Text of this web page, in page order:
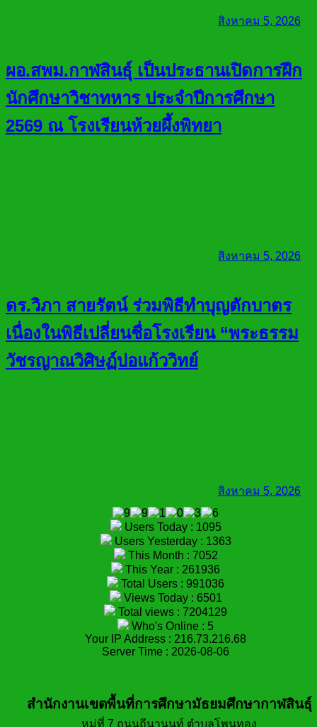
สิงหาคม 5, 2026
ผอ.สพม.กาฬสินธุ์ เป็นประธานเปิดการฝึก
นักศึกษาวิชาทหาร ประจำปีการศึกษา
2569 ณ โรงเรียนห้วยผึ้งพิทยา
สิงหาคม 5, 2026
ดร.วิภา สายรัตน์ ร่วมพิธีทำบุญตักบาตร
เนื่องในพิธีเปลี่ยนชื่อโรงเรียน “พระธรรม
วัชรญาณวิศิษฏ์บ่อแก้ววิทย์
สิงหาคม 5, 2026
Users Today : 1095
Users Yesterday : 1363
This Month : 7052
This Year : 261936
Total Users : 991036
Views Today : 6501
Total views : 7204129
Who's Online : 5
Your IP Address : 216.73.216.68
Server Time : 2026-08-06
สำนักงานเขตพื้นที่การศึกษามัธยมศึกษากาฬสินธุ์
หมู่ที่ 7 ถนนถีนานนท์ ตำบลโพนทอง